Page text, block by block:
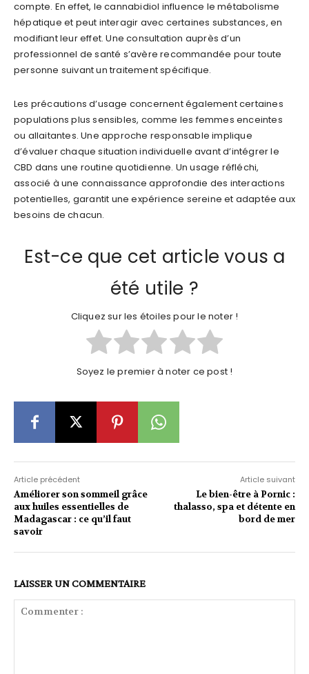
compte. En effet, le cannabidiol influence le métabolisme
hépatique et peut interagir avec certaines substances, en
modifiant leur effet. Une consultation auprès d’un
professionnel de santé s’avère recommandée pour toute
personne suivant un traitement spécifique.
Les précautions d’usage concernent également certaines
populations plus sensibles, comme les femmes enceintes
ou allaitantes. Une approche responsable implique
d’évaluer chaque situation individuelle avant d’intégrer le
CBD dans une routine quotidienne. Un usage réfléchi,
associé à une connaissance approfondie des interactions
potentielles, garantit une expérience sereine et adaptée aux
besoins de chacun.
Est-ce que cet article vous a
été utile ?
Cliquez sur les étoiles pour le noter !
Soyez le premier à noter ce post !
Article précédent
Améliorer son sommeil grâce
aux huiles essentielles de
Madagascar : ce qu’il faut
savoir
Article suivant
Le bien-être à Pornic :
thalasso, spa et détente en
bord de mer
LAISSER UN COMMENTAIRE